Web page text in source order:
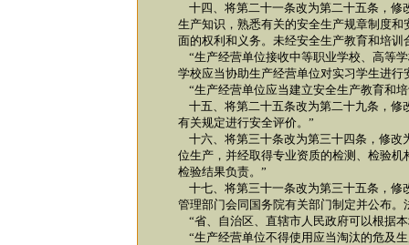
十四、将第二十一条改为第二十五条，修
生产知识，熟悉有关的安全生产规章制度
面的权利和义务。未经安全生产教育和培
“生产经营单位接收中等职业学校、高等
学校应当协助生产经营单位对实习学生进行
“生产经营单位应当建立安全生产教育和
十五、将第二十五条改为第二十九条，修
有关规定进行安全评价。”
十六、将第三十条改为第三十四条，修改
位生产，并经取得专业资质的检测、检验
检验结果负责。”
十七、将第三十一条改为第三十五条，修
管理部门会同国务院有关部门制定并公布
“省、自治区、直辖市人民政府可以根据
“生产经营单位不得使用应当淘汰的危及